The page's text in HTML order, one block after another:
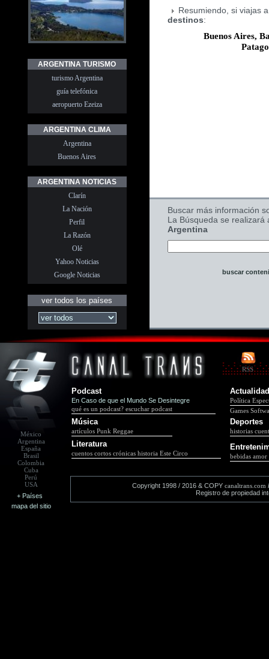
ARGENTINA TURISMO
turismo Argentina
guía telefónica
aeropuerto Ezeiza
ARGENTINA CLIMA
Argentina
Buenos Aires
ARGENTINA NOTICIAS
Clarín
La Nación
Perfil
La Razón
Olé
Yahoo Noticias
Google Noticias
ver todos los países
Resumiendo , si viajas
destinos:
Buenos Aires,
Buscar más información
La Búsqueda se realizará
Argentina
buscar
México
Argentina
España
Brasil
Colombia
Cuba
Perú
USA
+ Países
mapa del sitio
RSS
Podcast
En Caso de que el Mundo Se Desintegre
qué es un podcast? escuchar podcast
Música
artículos Punk Reggae
Literatura
cuentos cortos crónicas historia Este Circo
Actualidad
Política
Games
Deportes
historias
bebidas amor
Copyright 1998 / 2016 & COPY canaltrans.com
Registro de propiedad